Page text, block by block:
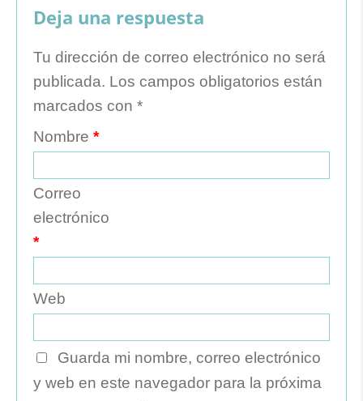
Deja una respuesta
Tu dirección de correo electrónico no será
publicada. Los campos obligatorios están
marcados con *
Nombre *
Correo
electrónico
*
Web
Guarda mi nombre, correo electrónico
y web en este navegador para la próxima